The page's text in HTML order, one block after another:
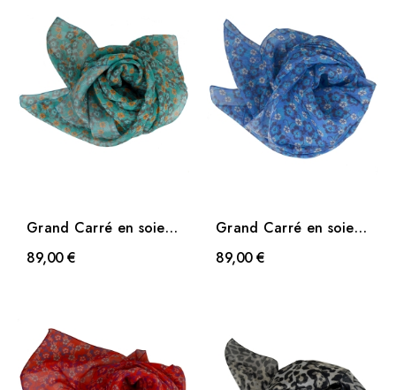
Grand Carré en soie
Fleuri vert
89,00 €
Grand Carré en soie
Fleuri bleu
89,00 €